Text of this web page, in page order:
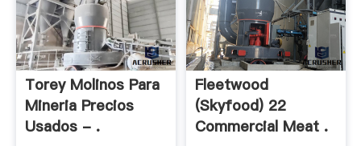
Torey Molinos Para
Mineria Precios
Usados - .
Fleetwood
(Skyfood) 22
Commercial Meat .